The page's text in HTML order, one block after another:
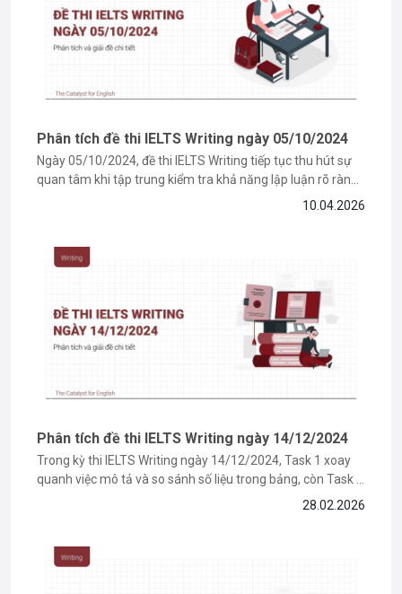
Phân tích đề thi IELTS Writing ngày 05/10/2024
Ngày 05/10/2024, đề thi IELTS Writing tiếp tục thu hút sự
quan tâm khi tập trung kiểm tra khả năng lập luận rõ ràng
và phát triển ý logic của thí sinh. Với những bạn đang trong
10.04.2026
Phân tích đề thi IELTS Writing ngày 14/12/2024
Trong kỳ thi IELTS Writing ngày 14/12/2024, Task 1 xoay
quanh việc mô tả và so sánh số liệu trong bảng, còn Task 2
là dạng bài thảo luận hai ý kiến đối lập. Ở bài viết này, The
28.02.2026